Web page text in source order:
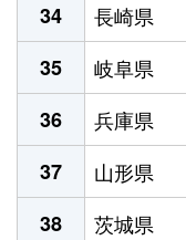
34
長崎県
35
岐阜県
36
兵庫県
37
山形県
38
茨城県